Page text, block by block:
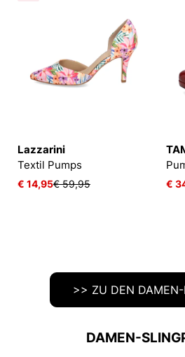
Lazzarini
Textil Pumps
€ 14,95€ 59,95 €
>> ZU DEN
DAMEN-